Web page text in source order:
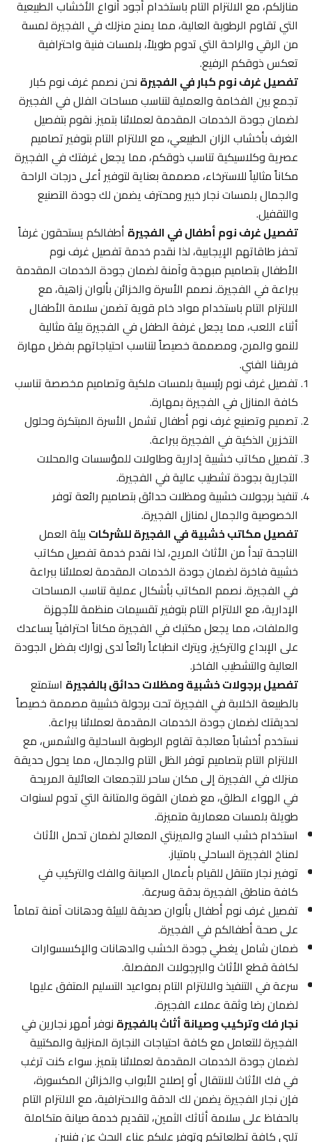
منازلكم، مع الالتزام التام باستخدام أجود أنواع الأخشاب الطبيعية
التي تقاوم الرطوبة العالية، مما يمنح منزلك في الفجيرة لمسة
من الرقي والراحة التي تدوم طويلاً، بلمسات فنية واحترافية
تعكس ذوقكم الرفيع.
تفصيل غرف نوم كبار في الفجيرةنحن نصمم غرف نوم كبار
تجمع بين الفخامة والعملية لتناسب مساحات الفلل في الفجيرة
لضمان جودة الخدمات المقدمة لعملائنا بتميز. نقوم بتفصيل
الغرف بأخشاب الزان الطبيعي، مع الالتزام التام بتوفير تصاميم
عصرية وكلاسيكية تناسب ذوقكم، مما يجعل غرفتك في الفجيرة
مكاناً مثالياً للاسترخاء، مصممة بعناية لتوفير أعلى درجات الراحة
والجمال بلمسات نجار خبير ومحترف يضمن لك جودة التصنيع
والتقفيل.
تفصيل غرف نوم أطفال في الفجيرةأطفالكم يستحقون غرفاً
تحفز طاقاتهم الإيجابية، لذا نقدم خدمة تفصيل غرف نوم
الأطفال بتصاميم مبهجة وآمنة لضمان جودة الخدمات المقدمة
ببراعة في الفجيرة. نصمم الأسرة والخزائن بألوان زاهية، مع
الالتزام التام باستخدام مواد خام قوية تضمن سلامة الأطفال
أثناء اللعب، مما يجعل غرفة الطفل في الفجيرة بيئة مثالية
للنمو والمرح، ومصممة خصيصاً لتناسب احتياجاتهم بفضل مهارة
فريقنا الفني.
تفصيل غرف نوم رئيسية بلمسات ملكية وتصاميم مخصصة تناسب
كافة المنازل في الفجيرة بمهارة.
تصميم وتصنيع غرف نوم أطفال تشمل الأسرة المبتكرة وحلول
التخزين الذكية في الفجيرة ببراعة.
تفصيل مكاتب خشبية إدارية وطاولات للمؤسسات والمحلات
التجارية بجودة تشطيب عالية في الفجيرة.
تنفيذ برجولات خشبية ومظلات حدائق بتصاميم رائعة توفر
الخصوصية والجمال لمنازل الفجيرة.
تفصيل مكاتب خشبية في الفجيرة للشركاتبيئة العمل
الناجحة تبدأ من الأثاث المريح، لذا نقدم خدمة تفصيل مكاتب
خشبية فاخرة لضمان جودة الخدمات المقدمة لعملائنا ببراعة
في الفجيرة. نصمم المكاتب بأشكال عملية تناسب المساحات
الإدارية، مع الالتزام التام بتوفير تقسيمات منظمة للأجهزة
والملفات، مما يجعل مكتبك في الفجيرة مكاناً احترافياً يساعدك
على الإبداع والتركيز، ويترك انطباعاً رائعاً لدى زوارك بفضل الجودة
العالية والتشطيب الفاخر.
تفصيل برجولات خشبية ومظلات حدائق بالفجيرةاستمتع
بالطبيعة الخلابة في الفجيرة تحت برجولة خشبية مصممة خصيصاً
لحديقتك لضمان جودة الخدمات المقدمة لعملائنا ببراعة.
نستخدم أخشاباً معالجة تقاوم الرطوبة الساحلية والشمس، مع
الالتزام التام بتصاميم توفر الظل التام والجمال، مما يحول حديقة
منزلك في الفجيرة إلى مكان ساحر للتجمعات العائلية المريحة
في الهواء الطلق، مع ضمان القوة والمتانة التي تدوم لسنوات
طويلة بلمسات معمارية متميزة.
استخدام خشب الساج والميرنتي المعالج لضمان تحمل الأثاث
لمناخ الفجيرة الساحلي بامتياز.
توفير نجار متنقل للقيام بأعمال الصيانة والفك والتركيب في
كافة مناطق الفجيرة بدقة وسرعة.
تفصيل غرف نوم أطفال بألوان صديقة للبيئة ودهانات آمنة تماماً
على صحة أطفالكم في الفجيرة.
ضمان شامل يغطي جودة الخشب والدهانات والإكسسوارات
لكافة قطع الأثاث والبرجولات المفصلة.
سرعة في التنفيذ والالتزام التام بمواعيد التسليم المتفق عليها
لضمان رضا وثقة عملاء الفجيرة.
نجار فك وتركيب وصيانة أثاث بالفجيرةنوفر أمهر نجارين في
الفجيرة للتعامل مع كافة احتياجات النجارة المنزلية والمكتبية
لضمان جودة الخدمات المقدمة لعملائنا بتميز. سواء كنت ترغب
في فك الأثاث للانتقال أو إصلاح الأبواب والخزائن المكسورة،
فإن نجار الفجيرة يضمن لك الدقة والاحترافية، مع الالتزام التام
بالحفاظ على سلامة أثاثك الثمين، لتقديم خدمة صيانة متكاملة
تلبي كافة تطلعاتكم وتوفر عليكم عناء البحث عن فنيين